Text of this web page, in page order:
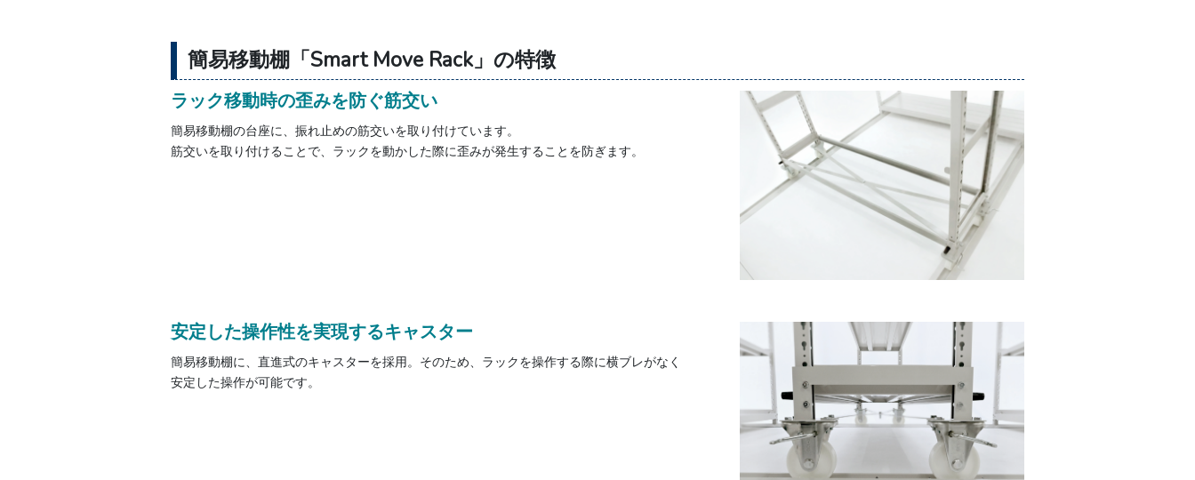
簡易移動棚「Smart Move Rack」の特徴
ラック移動時の歪みを防ぐ筋交い
簡易移動棚の台座に、振れ止めの筋交いを取り付けています。
筋交いを取り付けることで、ラックを動かした際に歪みが発生することを防ぎます。
安定した操作性を実現するキャスター
簡易移動棚に、直進式のキャスターを採用。そのため、ラックを操作する際に横ブレがなく
安定した操作が可能です。